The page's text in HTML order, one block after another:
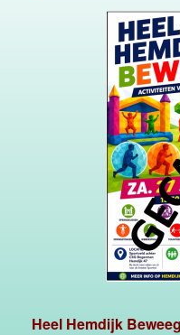
Heel Hemdijk